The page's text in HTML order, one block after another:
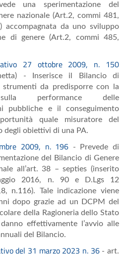
una sperimentazione del
nazionale (Art.2, commi 481,
accompagnata da uno sviluppo
di genere (Art.2, commi 485,
27 ottobre 2009, n. 150
- Inserisce il Bilancio di
da predisporre con la
performance delle
pubbliche e il conseguimento
quale misuratore del
degli obiettivi di una PA.
2009, n. 196 - Prevede di
del Bilancio di Genere
all’art. 38 – septies (inserito
2016, n. 90 e D.Lgs 12
n.116). Tale indicazione viene
dopo grazie ad un DCPM del
della Ragioneria dello Stato
effettivamente l’avvio alle
del Bilancio.
del 31 marzo 2023 n. 36- art.